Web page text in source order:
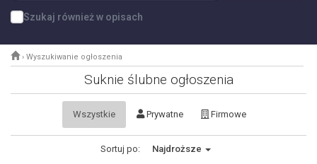
Szukaj również w opisach
› Wyszukiwanie ogłoszenia
Suknie ślubne ogłoszenia
Wszystkie Prywatne Firmowe
Sortuj po: Najdroższe